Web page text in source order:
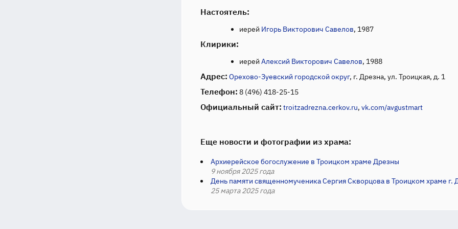
Настоятель:
иерей Игорь Викторович Савелов, 1987
Клирики:
иерей Алексий Викторович Савелов, 1988
Адрес: Орехово-Зуевский городской округ, г. Дрезна, ул. Троицкая, д. 1
Телефон: 8 (496) 418-25-15
Официальный сайт: troitzadrezna.cerkov.ru, vk.com/avgustmart
Еще новости и фотографии из храма:
Архиерейское богослужение в Троицком храме Дрезны
9 ноября 2025 года
День памяти священномученика Сергия Скворцова в Троицком храме г.
25 марта 2025 года